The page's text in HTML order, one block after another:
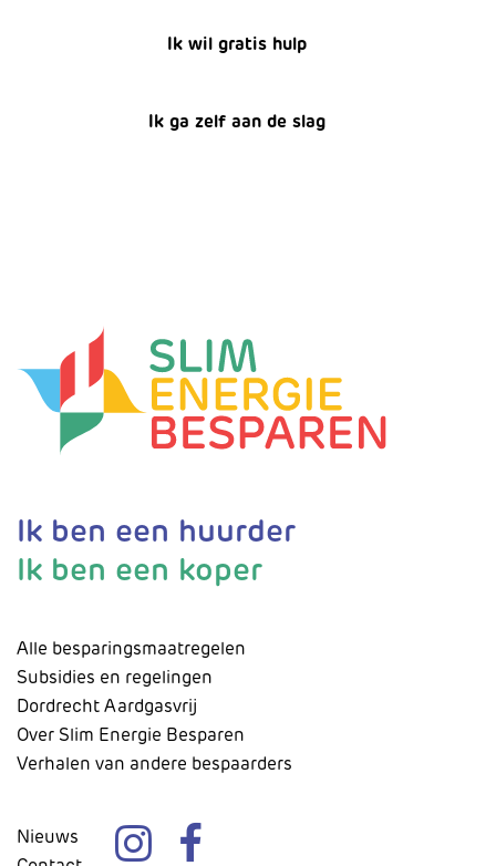
Ik wil gratis hulp
Ik ga zelf aan de slag
Ik ben een huurder
Ik ben een koper
Alle besparingsmaatregelen
Subsidies en regelingen
Dordrecht Aardgasvrij
Over Slim Energie Besparen
Verhalen van andere bespaarders
Nieuws